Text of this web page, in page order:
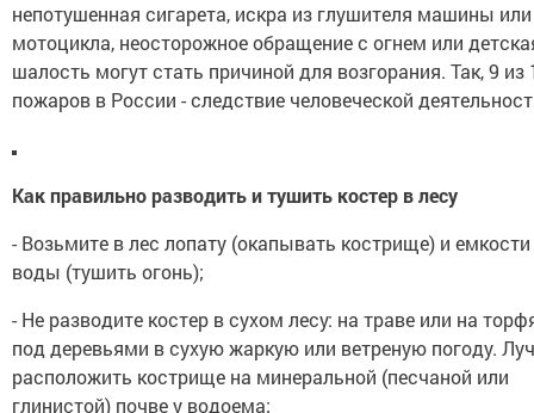
непотушенная сигарета, искра из глушителя машины или
мотоцикла, неосторожное обращение с огнем или
шалость могут стать причиной для возгорания. Так, 9 из
пожаров в России - следствие человеческой
Как правильно разводить и тушить костер в лесу
- Возьмите в лес лопату (окапывать кострище) и
воды (тушить огонь);
- Не разводите костер в сухом лесу: на траве или на
под деревьями в сухую жаркую или ветреную погоду.
расположить кострище на минеральной (песчаной или
глинистой) почве у водоема;